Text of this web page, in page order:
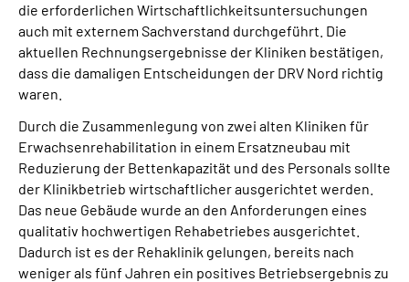
Mein Kundenportal
die erforderlichen Wirtschaftlichkeitsuntersuchungen
auch mit externem Sachverstand durchgeführt. Die
aktuellen Rechnungsergebnisse der Kliniken bestätigen,
dass die damaligen Entscheidungen der DRV Nord richtig
waren.
Durch die Zusammenlegung von zwei alten Kliniken für
Erwachsenrehabilitation in einem Ersatzneubau mit
Reduzierung der Bettenkapazität und des Personals sollte
der Klinikbetrieb wirtschaftlicher ausgerichtet werden.
Das neue Gebäude wurde an den Anforderungen eines
qualitativ hochwertigen Rehabetriebes ausgerichtet.
Dadurch ist es der Rehaklinik gelungen, bereits nach
weniger als fünf Jahren ein positives Betriebsergebnis zu